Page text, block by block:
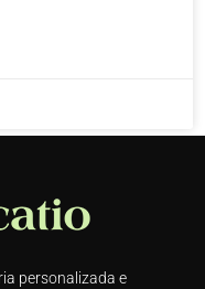
personalizada e